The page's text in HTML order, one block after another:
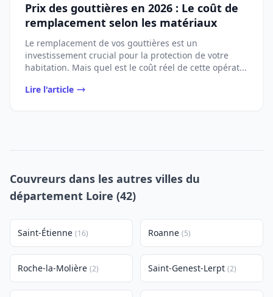
Prix des gouttières en 2026 : Le coût de
remplacement selon les matériaux
Le remplacement de vos gouttières est un
investissement crucial pour la protection de votre
habitation. Mais quel est le coût réel de cette opérat...
Lire l'article
Couvreurs dans les autres villes du
département Loire (42)
Saint-Étienne (16) Roanne (5)
Roche-la-Molière (2) Saint-Genest-Lerpt (2)